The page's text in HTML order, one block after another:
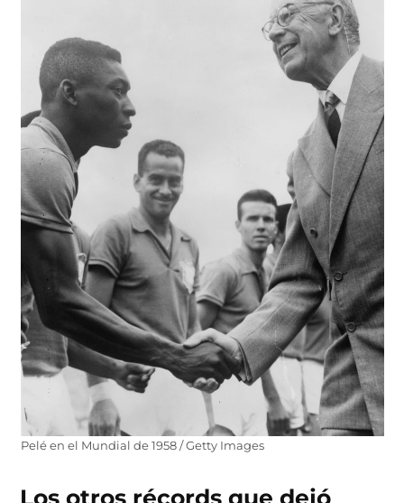
Pelé en el Mundial de 1958 / Getty Images
Los otros récords que dejó